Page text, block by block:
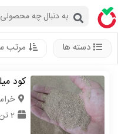
دسته ها مرتب
کود
2 تن